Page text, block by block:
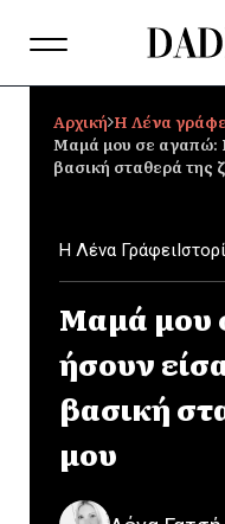
Αρχική Η Λένα
Μαμά μου σε αγαπώ:
βασική σταθερά της
Η Λένα Γράφει
Μαμά μου
ήσουν
βασική
μου